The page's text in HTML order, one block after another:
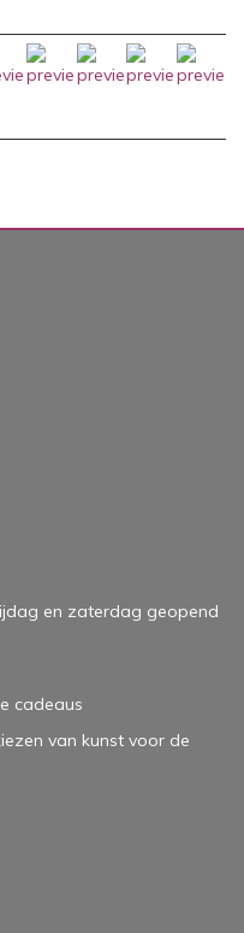
en zaterdag geopend
cadeaus
van kunst voor de